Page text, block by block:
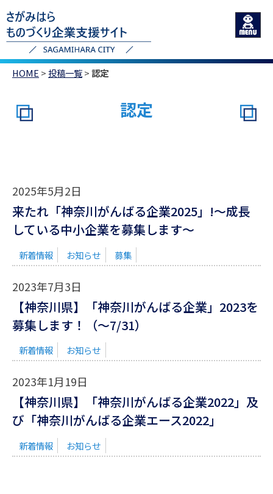
HOME >投稿一覧>認定
認定
2025年5月2日
来たれ「神奈川がんばる企業2025」!～成長
している中小企業を募集します～
新着情報 お知らせ 募集
2023年7月3日
【神奈川県】「神奈川がんばる企業」2023を
募集します！（〜7/31）
新着情報 お知らせ
2023年1月19日
【神奈川県】「神奈川がんばる企業2022」及
び「神奈川がんばる企業エース2022」
新着情報 お知らせ